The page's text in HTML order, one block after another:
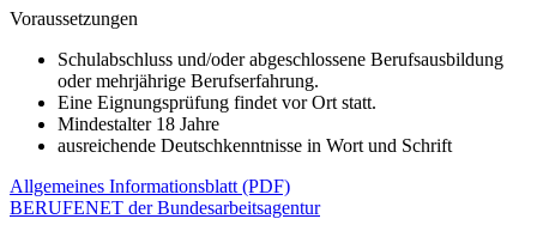
Voraussetzungen
Schulabschluss und/oder abgeschlossene Berufsausbildung
oder mehrjährige Berufserfahrung.
Eine Eignungsprüfung findet vor Ort statt.
Mindestalter 18 Jahre
ausreichende Deutschkenntnisse in Wort und Schrift
Allgemeines Informationsblatt (PDF)
BERUFENET der Bundesarbeitsagentur